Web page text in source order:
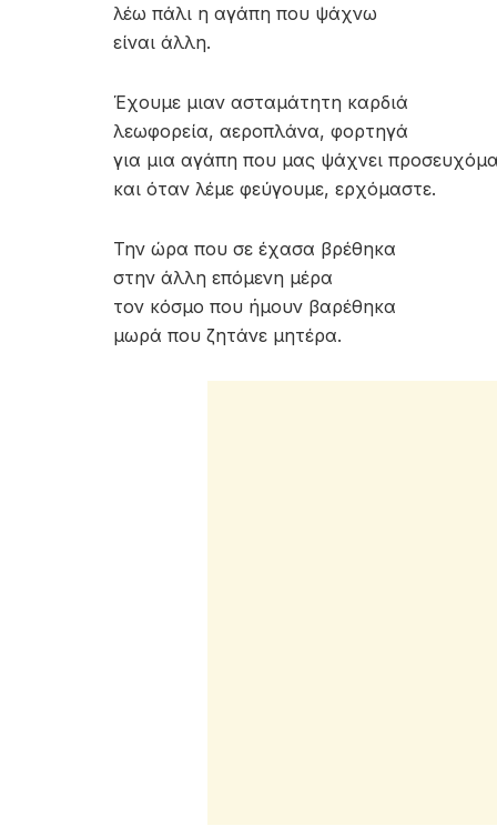
λέω πάλι η αγάπη που ψάχνω
είναι άλλη.
Έχουμε μιαν ασταμάτητη καρδιά
λεωφορεία, αεροπλάνα, φορτηγά
για μια αγάπη που μας ψάχνει
και όταν λέμε φεύγουμε, ερχόμαστε.
Την ώρα που σε έχασα βρέθηκα
στην άλλη επόμενη μέρα
τον κόσμο που ήμουν βαρέθηκα
μωρά που ζητάνε μητέρα.